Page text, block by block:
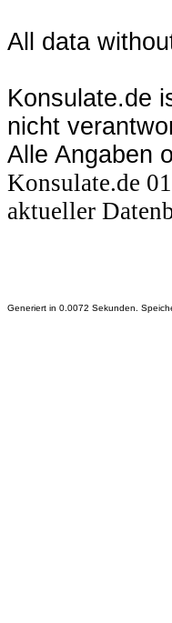
All data
Konsulate.de
nicht
Alle Angaben
Konsulate.de
aktueller
Generiert in 0.0072 Sekunden.